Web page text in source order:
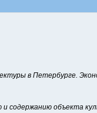
в Петербурге.
содержанию объекта